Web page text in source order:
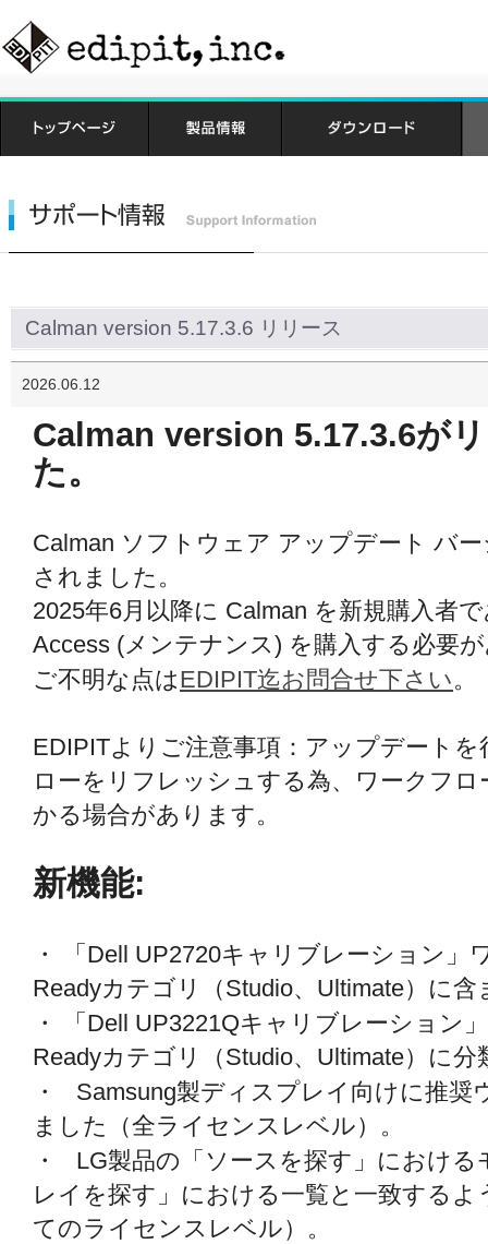
Calman version 5.17.3.6 リリース
2026.06.12
Calman version 5.17.3.6が
た。
Calman ソフトウェア アップデート バ
されました。
2025年6月以降に Calman を新規購入者
Access (メンテナンス) を購入する必要
ご不明な点はEDIPIT迄お問合せ下さい。
EDIPITよりご注意事項：アップデート
ローをリフレッシュする為、ワークフ
かる場合があります。
新機能:
・ 「Dell UP2720キャリブレーション」
Readyカテゴリ（Studio、Ultimate）に
・ 「Dell UP3221Qキャリブレーション
Readyカテゴリ（Studio、Ultimate）に
・ Samsung製ディスプレイ向けに推奨
ました（全ライセンスレベル）。
・ LG製品の「ソースを探す」におけ
レイを探す」における一覧と一致する
てのライセンスレベル）。